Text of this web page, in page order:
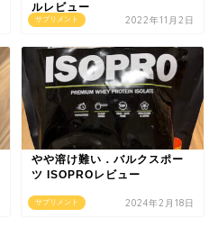
サプリメント
ルレビュー
2022年11月2日
サプリメント
やや溶け難い．バルクスポー
ツ ISOPROレビュー
2024年2月18日